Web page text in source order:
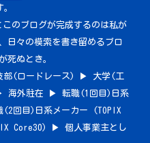
このブログが完成するのは私が
日々の模索を書き留めるブロ
死ぬとき。
部(ロードレース) ▶︎ 大学(工
海外駐在 ▶︎ 転職(1回目)日系
回目)日系メーカー (TOPIX
Core30) ▶︎ 個人事業主とし